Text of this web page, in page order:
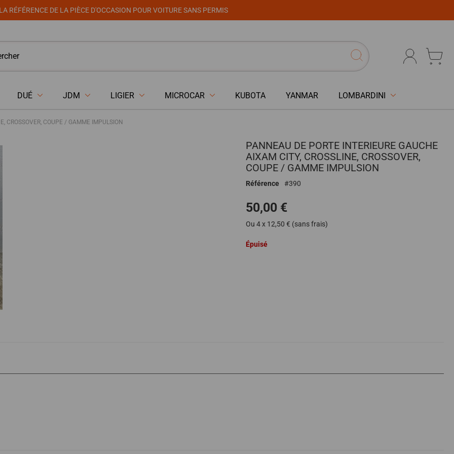
LA RÉFÉRENCE DE LA PIÈCE D'OCCASION POUR VOITURE SANS PERMIS
DUÉ JDM LIGIER MICROCAR KUBOTA YANMAR LOMBARDINI
CROSSOVER, COUPE / GAMME IMPULSION
PANNEAU DE PORTE INTERIEURE GAUCHE
AIXAM CITY, CROSSLINE, CROSSOVER,
COUPE / GAMME IMPULSION
Référence 390
50,00 €
Ou 4 x 12,50 € (sans frais)
Épuisé